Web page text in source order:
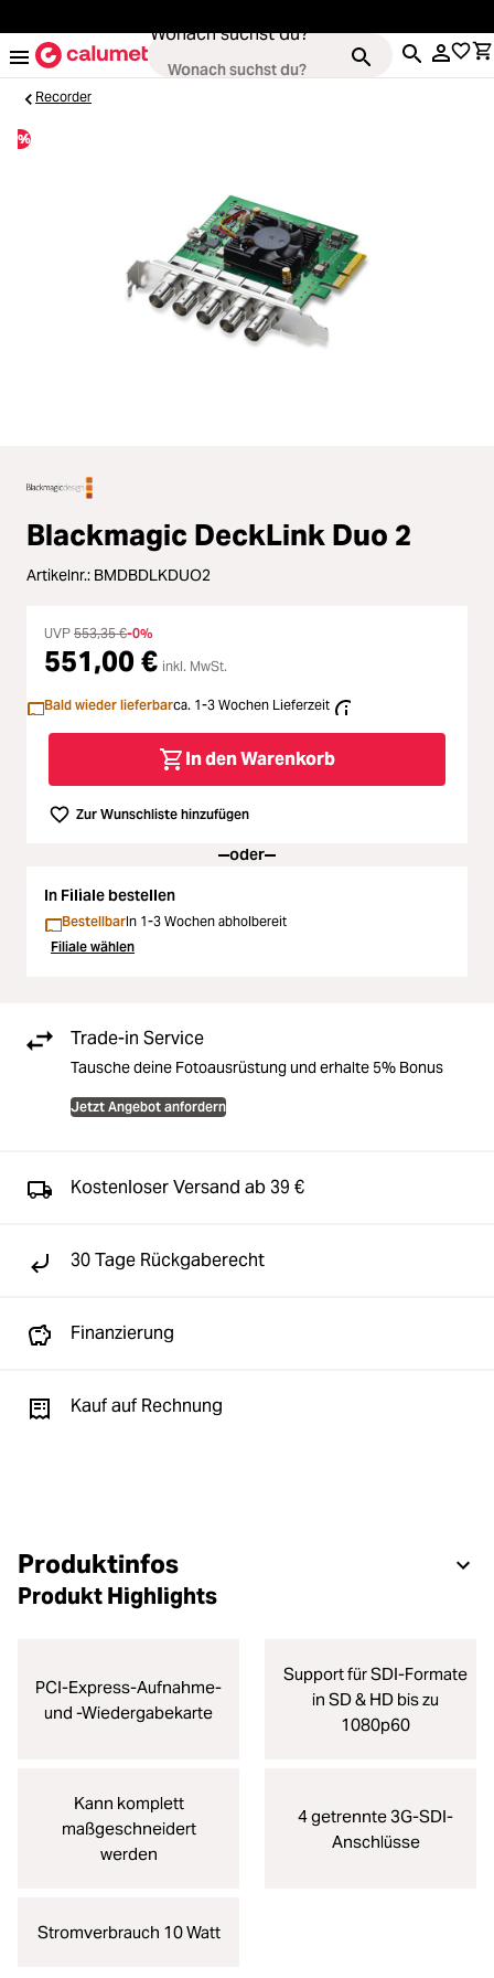
Wonach suchst du?
Objektive
Video & Drohnen
Loading...
Zubehör
Loading...
Licht & Studio
Loading...
Bildbearbeitung
Loading...
Loading...
Second Hand
Loading...
SALE
Recorder
%
Blackmagic DeckLink Duo 2
Artikelnr.: BMDBDLKDUO2
UVP 553,35 €-0%
551,00 € inkl. MwSt.
Bald wieder lieferbarca. 1-3 Wochen Lieferzeit
In den Warenkorb
Zur Wunschliste hinzufügen
oder
In Filiale bestellen
BestellbarIn 1-3 Wochen abholbereit
Filiale wählen
Trade-in Service
Tausche deine Fotoausrüstung und erhalte 5% Bonus
Jetzt Angebot anfordern
Kostenloser Versand ab 39 €
30 Tage Rückgaberecht
Finanzierung
Kauf auf Rechnung
Produktinfos
Produkt Highlights
PCI-Express-Aufnahme-
und ‑Wiedergabekarte
Support für SDI-Formate
in SD & HD bis zu
1080p60
Kann komplett
maßgeschneidert
werden
4 getrennte 3G-SDI-
Anschlüsse
Stromverbrauch 10 Watt